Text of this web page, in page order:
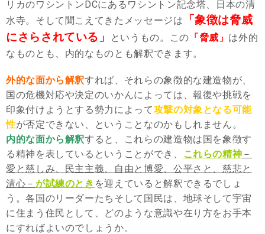
リカのワシントンDCにあるワシントン記念塔、日本の清
水寺。そして聞こえてきたメッセージは
「象徴は脅威
にさらされている」
というもの。この 「脅威」 は外的
なものとも、内的なものとも解釈できます。
外的な面から解釈すれば、それらの象徴的な建造物が、
国の危機対応や決定のいかんによっては、報復や挑戦を
印象付けようとする勢力によって攻撃の対象となる可能
性が否定できない、ということなのかもしれません。
内的な面から解釈すると、これらの建造物は国を象徴す
る精神を表しているということができ、 これらの精神 －
愛と慈しみ、民主主義、自由と博愛、公平さと、慈悲と
清心－ が試練のとき を迎えていると解釈できるでしょ
う。各国のリーダーたちそして国民は、地球そして宇宙
に住まう住民として、どのような意識や在り方をお手本
にすればよいのでしょうか。